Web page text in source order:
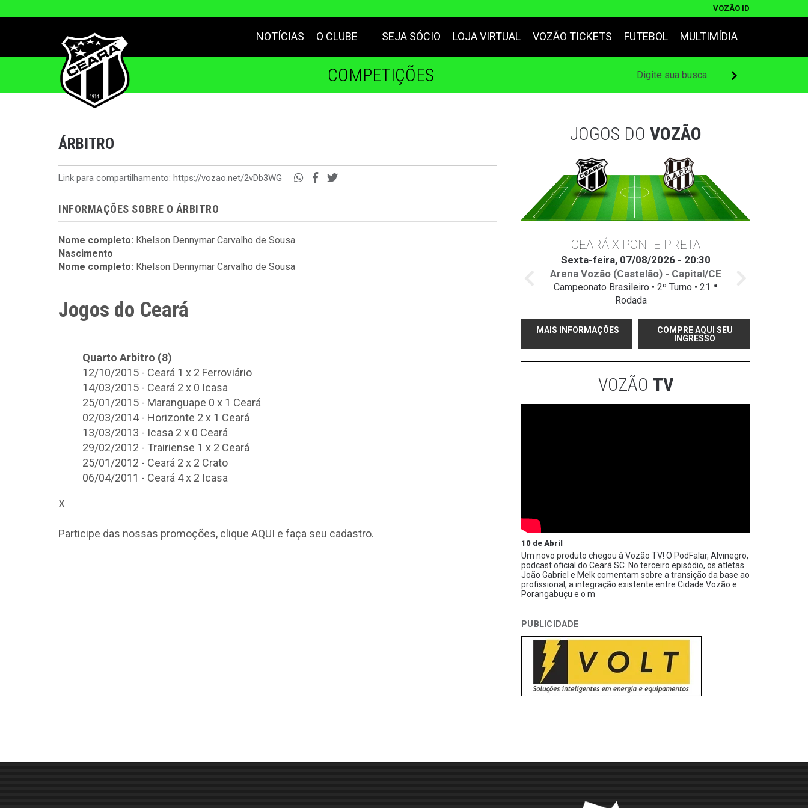
VOZÃO ID
NOTÍCIAS O CLUBE SEJA SÓCIO LOJA VIRTUAL VOZÃO TICKETS FUTEBOL MULTIMÍDIA
COMPETIÇÕES
ÁRBITRO
Link para compartilhamento: https://vozao.net/2vDb3WG
INFORMAÇÕES SOBRE O ÁRBITRO
Nome completo: Khelson Dennymar Carvalho de Sousa
Nascimento
Nome completo: Khelson Dennymar Carvalho de Sousa
Jogos do Ceará
Quarto Arbitro (8)
12/10/2015 - Ceará 1 x 2 Ferroviário
14/03/2015 - Ceará 2 x 0 Icasa
25/01/2015 - Maranguape 0 x 1 Ceará
02/03/2014 - Horizonte 2 x 1 Ceará
13/03/2013 - Icasa 2 x 0 Ceará
29/02/2012 - Trairiense 1 x 2 Ceará
25/01/2012 - Ceará 2 x 2 Crato
06/04/2011 - Ceará 4 x 2 Icasa
X
Participe das nossas promoções, clique AQUI e faça seu cadastro.
JOGOS DO VOZÃO
CEARÁ X PONTE PRETA
Sexta-feira, 07/08/2026 - 20:30
Arena Vozão (Castelão) - Capital/CE
Campeonato Brasileiro • 2º Turno • 21 ª
Rodada
MAIS INFORMAÇÕES
COMPRE AQUI SEU
INGRESSO
VOZÃO TV
10 de Abril
Um novo produto chegou à Vozão TV! O PodFalar, Alvinegro,
podcast oficial do Ceará SC. No terceiro episódio, os atletas
João Gabriel e Melk comentam sobre a transição da base ao
profissional, a integração existente entre Cidade Vozão e
Porangabuçu e o m
PUBLICIDADE